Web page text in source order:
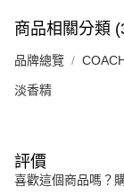
商品相關分類
品牌總覽
淡香精
評價
喜歡這個商品嗎？